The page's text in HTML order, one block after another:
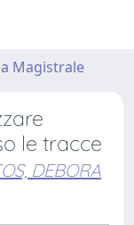
Magistrale
le tracce
DEBORA